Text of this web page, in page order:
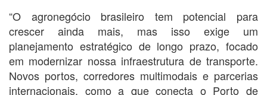
“O agronegócio brasileiro tem potencial para
crescer ainda mais, mas isso exige um
planejamento estratégico de longo prazo, focado
em modernizar nossa infraestrutura de transporte.
Novos portos, corredores multimodais e parcerias
internacionais, como a que conecta o Porto de